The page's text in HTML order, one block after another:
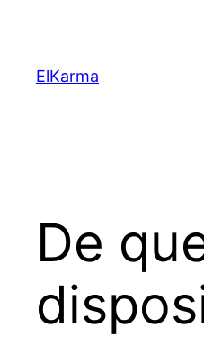
content
ElKarma
De